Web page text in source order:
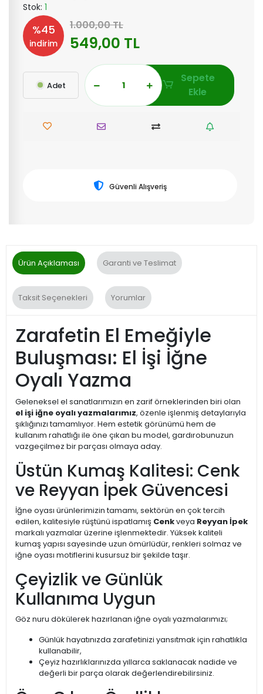
Stok: 1
%45
indirim
1.000,00 TL
549,00 TL
Adet
Sepete
Ekle
Güvenli Alışveriş
Ürün Açıklaması Garanti ve Teslimat
Taksit Seçenekleri Yorumlar
Zarafetin El Emeğiyle
Buluşması: El İşi İğne
Oyalı Yazma
Geleneksel el sanatlarımızın en zarif örneklerinden biri olan
el işi iğne oyalı yazmalarımız, özenle işlenmiş detaylarıyla
şıklığınızı tamamlıyor. Hem estetik görünümü hem de
kullanım rahatlığı ile öne çıkan bu model, gardırobunuzun
vazgeçilmez bir parçası olmaya aday.
Üstün Kumaş Kalitesi: Cenk
ve Reyyan İpek Güvencesi
İğne oyası ürünlerimizin tamamı, sektörün en çok tercih
edilen, kalitesiyle rüştünü ispatlamış Cenkveya Reyyan İpek
markalı yazmalar üzerine işlenmektedir. Yüksek kaliteli
kumaş yapısı sayesinde uzun ömürlüdür, renkleri solmaz ve
iğne oyası motiflerini kusursuz bir şekilde taşır.
Çeyizlik ve Günlük
Kullanıma Uygun
Göz nuru dökülerek hazırlanan iğne oyalı yazmalarımızı;
Günlük hayatınızda zarafetinizi yansıtmak için rahatlıkla
kullanabilir,
Çeyiz hazırlıklarınızda yıllarca saklanacak nadide ve
değerli bir parça olarak değerlendirebilirsiniz.